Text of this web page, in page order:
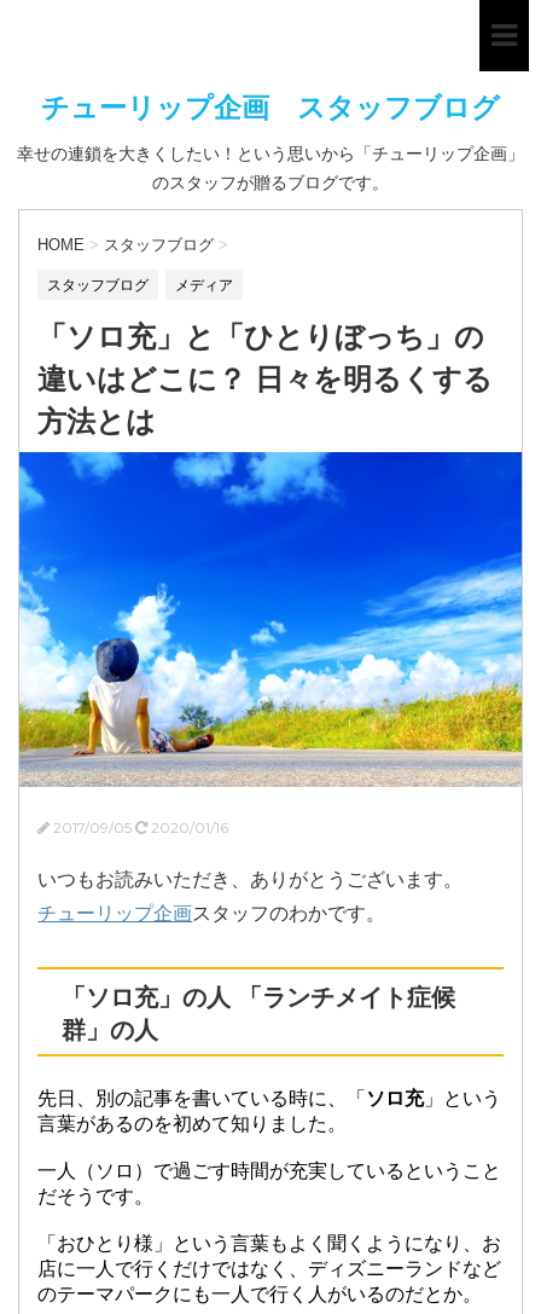
チューリップ企画 スタッフブログ
幸せの連鎖を大きくしたい！という思いから「チューリップ企画」
のスタッフが贈るブログです。
HOME > スタッフブログ >
スタッフブログ メディア
「ソロ充」と「ひとりぼっち」の
違いはどこに？ 日々を明るくする
方法とは
2017/09/05 2020/01/16
いつもお読みいただき、ありがとうございます。
チューリップ企画スタッフのわかです。
「ソロ充」の人 「ランチメイト症候
群」の人
先日、別の記事を書いている時に、「 ソロ充」という
言葉があるのを初めて知りました。
一人（ソロ）で過ごす時間が充実しているということ
だそうです。
「おひとり様」という言葉もよく聞くようになり、お
店に一人で行くだけではなく、ディズニーランドなど
のテーマパークにも一人で行く人がいるのだとか。